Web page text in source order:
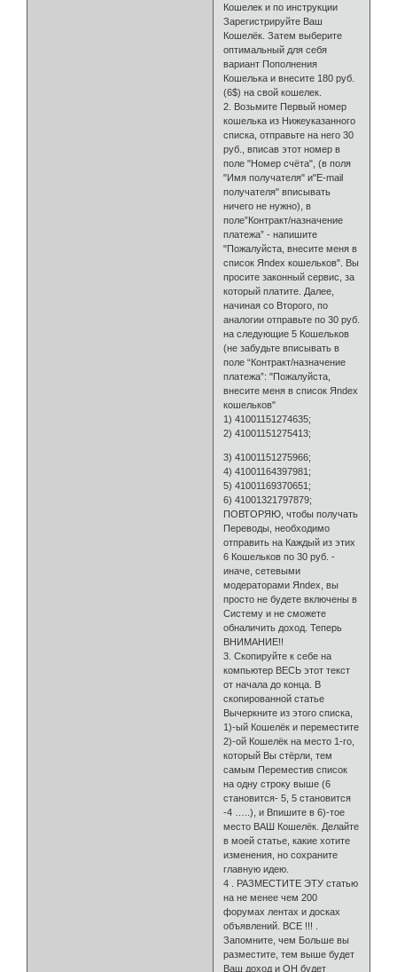
Кошелек и по инструкции
Зарегистрируйте Ваш
Кошелёк. Затем выберите
оптимальный для себя
вариант Пополнения
Кошелька и внесите 180 руб.
(6$) на свой кошелек.
2. Возьмите Первый номер
кошелька из Нижеуказанного
списка, отправьте на него 30
руб., вписав этот номер в
поле "Номер счёта", (в поля
"Имя получателя" и"E-mail
получателя" вписывать
ничего не нужно), в
поле”Контракт/назначение
платежа” - напишите
"Пожалуйста, внесите меня в
список Яndex кошельков". Вы
просите законный сервис, за
который платите. Далее,
начиная со Второго, по
аналогии отправьте по 30 руб.
на следующие 5 Кошельков
(не забудьте вписывать в
поле “Контракт/назначение
платежа”: "Пожалуйста,
внесите меня в список Яndex
кошельков"
1) 41001151274635;
2) 41001151275413;
3) 41001151275966;
4) 41001164397981;
5) 41001169370651;
6) 41001321797879;
ПОВТОРЯЮ, чтобы получать
Переводы, необходимо
отправить на Каждый из этих
6 Кошельков по 30 руб. -
иначе, сетевыми
модераторами Яndex, вы
просто не будете включены в
Систему и не сможете
обналичить доход. Теперь
ВНИМАНИЕ!!
3. Скопируйте к себе на
компьютер ВЕСЬ этот текст
от начала до конца. В
скопированной статье
Вычеркните из этого списка,
1)-ый Кошелёк и переместите
2)-ой Кошелёк на место 1-го,
который Вы стёрли, тем
самым Переместив список
на одну строку выше (6
становится- 5, 5 становится
-4 …..), и Впишите в 6)-тое
место ВАШ Кошелёк. Делайте
в моей статье, какие хотите
изменения, но сохраните
главную идею.
4 . РАЗМЕСТИТЕ ЭТУ статью
на не менее чем 200
форумах лентах и досках
объявлений. ВСЕ !!! .
Запомните, чем Больше вы
разместите, тем выше будет
Ваш доход и ОН будет